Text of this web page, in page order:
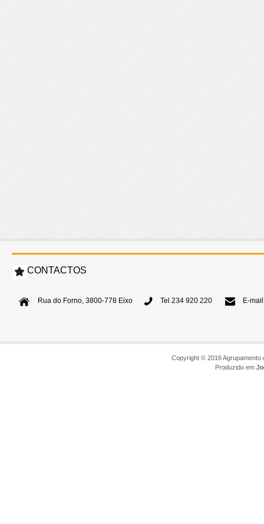
CONTACTOS
Rua do Forno, 3800-778 Eixo Tel 234 920 220 E-
Copyright © 2016
Produzido em